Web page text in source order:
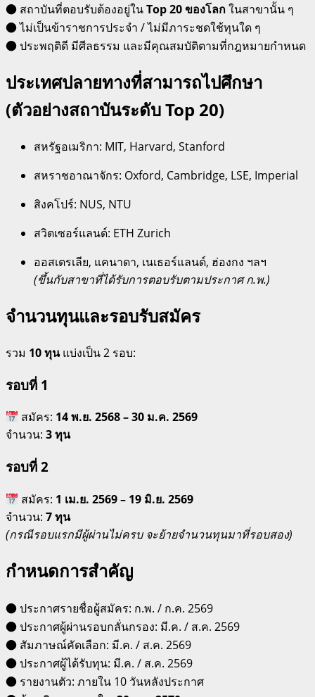
● สถาบันที่ตอบรับต้องอยู่ในTop 20 ของโลกในสาขานั้น ๆ
● ไม่เป็นข้าราชการประจำ / ไม่มีภาระชดใช้ทุนใด ๆ
● ประพฤติดี มีศีลธรรม และมีคุณสมบัติตามที่กฎหมายกำหนด
ประเทศปลายทางที่สามารถไปศึกษา
(ตัวอย่างสถาบันระดับ Top 20)
สหรัฐอเมริกา: MIT, Harvard, Stanford
สหราชอาณาจักร: Oxford, Cambridge, LSE, Imperial
สิงคโปร์: NUS, NTU
สวิตเซอร์แลนด์: ETH Zurich
ออสเตรเลีย, แคนาดา, เนเธอร์แลนด์, ฮ่องกง ฯลฯ
(ขึ้นกับสาขาที่ได้รับการตอบรับตามประกาศ ก.พ.)
จำนวนทุนและรอบรับสมัคร
รวม 10 ทุนแบ่งเป็น 2 รอบ:
รอบที่ 1
สมัคร: 14 พ.ย. 2568 – 30 ม.ค. 2569
จำนวน: 3 ทุน
รอบที่ 2
สมัคร: 1 เม.ย. 2569 – 19 มิ.ย. 2569
จำนวน: 7 ทุน
(กรณีรอบแรกมีผู้ผ่านไม่ครบ จะย้ายจำนวนทุนมาที่รอบสอง)
กำหนดการสำคัญ
● ประกาศรายชื่อผู้สมัคร: ก.พ. / ก.ค. 2569
● ประกาศผู้ผ่านรอบกลั่นกรอง: มี.ค. / ส.ค. 2569
● สัมภาษณ์คัดเลือก: มี.ค. / ส.ค. 2569
● ประกาศผู้ได้รับทุน: มี.ค. / ส.ค. 2569
● รายงานตัว: ภายใน 10 วันหลังประกาศ